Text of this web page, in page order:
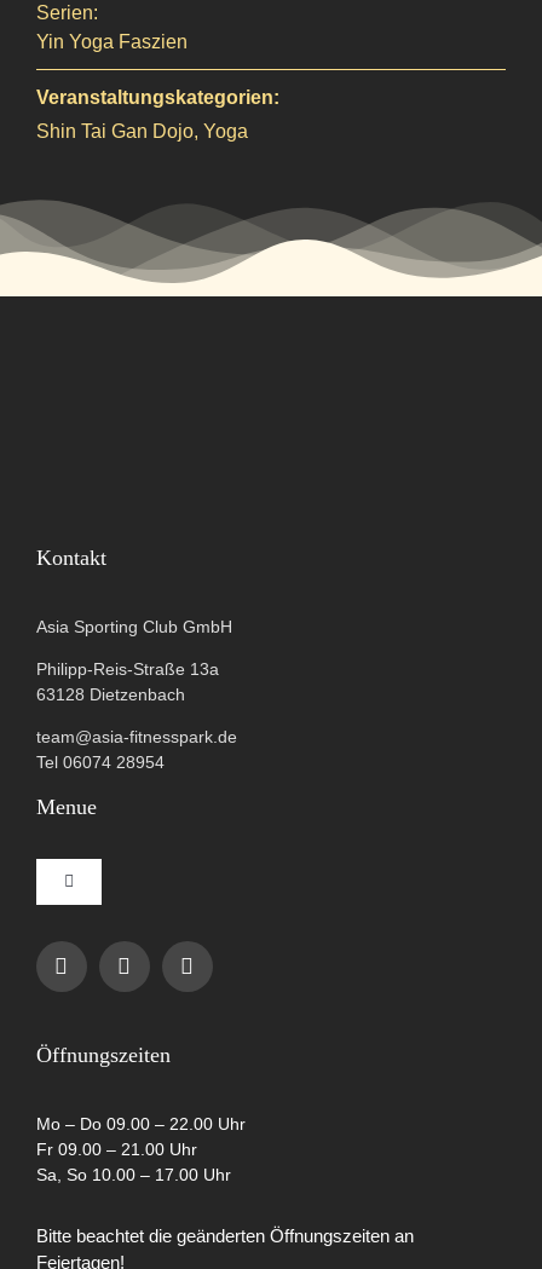
Serien:
Yin Yoga Faszien
Veranstaltungskategorien:
Shin Tai Gan Dojo, Yoga
Kontakt
Asia Sporting Club GmbH
Philipp-Reis-Straße 13a
63128 Dietzenbach
team@asia-fitnesspark.de
Tel 06074 28954
Menue
Toggle
Navigation
Impressum
Cookie-Richtlinie (EU)
Partner
Öffnungszeiten
Mo – Do 09.00 – 22.00 Uhr
Fr 09.00 – 21.00 Uhr
Sa, So 10.00 – 17.00 Uhr
Bitte beachtet die geänderten Öffnungszeiten an
Feiertagen!